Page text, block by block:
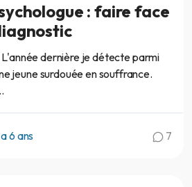
: faire face
dernière je détecte parmi
jeune surdouée en souffrance.
6 ans 7